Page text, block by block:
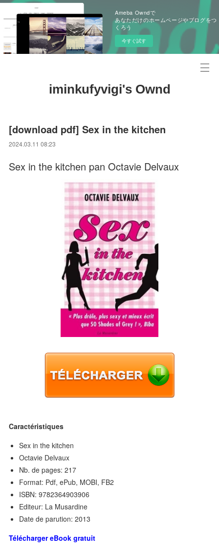
Ameba Owndで
あなただけのホームページやブログをつ
くろう
今すぐ試す
iminkufyvigi's Ownd
[download pdf] Sex in the kitchen
2024.03.11 08:23
Sex in the kitchen pan Octavie Delvaux
Caractéristiques
Sex in the kitchen
Octavie Delvaux
Nb. de pages: 217
Format: Pdf, ePub, MOBI, FB2
ISBN: 9782364903906
Editeur: La Musardine
Date de parution: 2013
Télécharger eBook gratuit